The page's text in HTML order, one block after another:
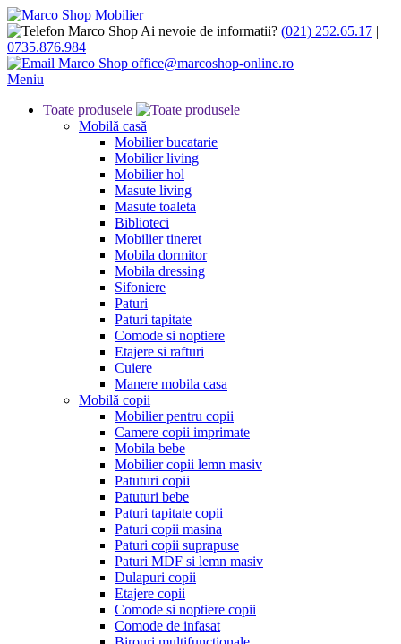
Ai nevoie de informatii? (021) 252.65.17 |
0735.876.984
office@marcoshop-online.ro
Meniu
Toate produsele
Mobilă casă
Mobilier bucatarie
Mobilier living
Mobilier hol
Masute living
Masute toaleta
Biblioteci
Mobilier tineret
Mobila dormitor
Mobila dressing
Sifoniere
Paturi
Paturi tapitate
Comode si noptiere
Etajere si rafturi
Cuiere
Manere mobila casa
Mobilă copii
Mobilier pentru copii
Camere copii imprimate
Mobila bebe
Mobilier copii lemn masiv
Patuturi copii
Patuturi bebe
Paturi tapitate copii
Paturi copii masina
Paturi copii suprapuse
Paturi MDF si lemn masiv
Dulapuri copii
Etajere copii
Comode si noptiere copii
Comode de infasat